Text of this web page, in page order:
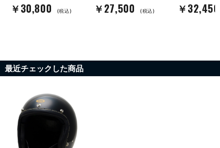
￥30,800 (税込) ￥27,500 (税込) ￥32,450
最近チェックした商品